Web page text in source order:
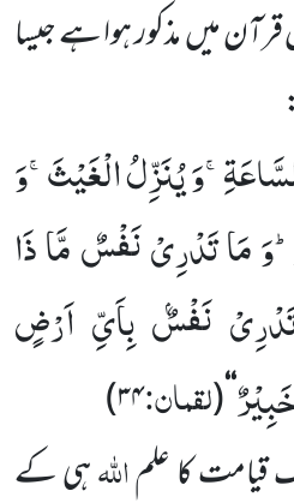
میںمذکور ہوا ہے جیسا
وَ یُنَزِّلُ الْغَیْثَۚ-وَ
وَ مَا تَدْرِیْ نَفْسٌ مَّا ذَا
نَفْسٌۢ بِاَیِّ اَرْضٍ
‘‘
(لقمان:۳۴)
قیامت کا علماللہہی کے